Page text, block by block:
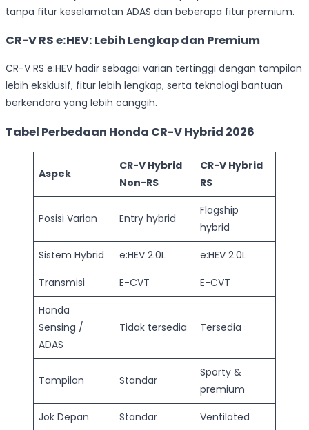
tanpa fitur keselamatan ADAS dan beberapa fitur premium.
CR-V RS e:HEV: Lebih Lengkap dan Premium
CR-V RS e:HEV hadir sebagai varian tertinggi dengan tampilan
lebih eksklusif, fitur lebih lengkap, serta teknologi bantuan
berkendara yang lebih canggih.
Tabel Perbedaan Honda CR-V Hybrid 2026
Aspek
CR-V Hybrid
Non-RS
CR-V Hybrid
RS
Posisi Varian Entry hybrid
Flagship
hybrid
Sistem Hybrid
e:HEV 2.0L
e:HEV 2.0L
Transmisi
E-CVT
E-CVT
Honda
Sensing /
ADAS
Tidak tersedia Tersedia
Tampilan Standar
Sporty &
premium
Jok Depan
Standar
Ventilated